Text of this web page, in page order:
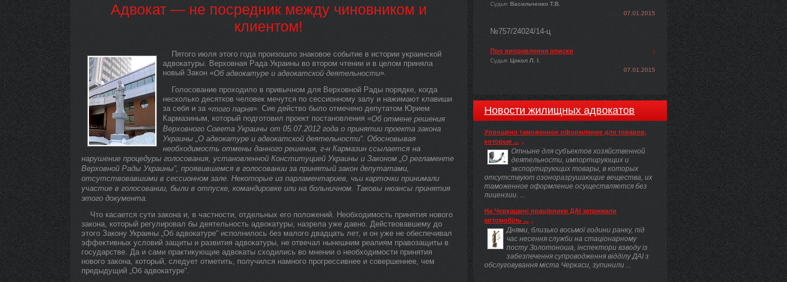
Адвокат — не посредник между чиновником и
клиентом!
Пятого июля этого года произошло знаковое событие в истории украинской
адвокатуры. Верховная Рада Украины во втором чтении и в целом приняла
новый Закон «Об адвокатуре и адвокатской деятельности».
Голосование проходило в привычном для Верховной Рады порядке, когда
несколько десятков человек мечутся по сессионному залу и нажимают клавиши
за себя и за «того парня». Сие действо было отмечено депутатом Юрием
Кармазиным, который подготовил проект постановления «Об отмене решения
Верховного Совета Украины от 05.07.2012 года о принятии проекта закона
Украины „О адвокатуре и адвокатской деятельности“. Обосновывая
необходимость отмены данного решения, г-н Кармазин ссылается на
нарушение процедуры голосования, установленной Конституцией Украины и Законом „О регламенте
Верховной Рады Украины“, проявившемся в голосовании за принятый закон депутатами,
отсутствовавшими в сессионном зале. Некоторые из парламентариев, чьи карточки принимали
участие в голосовании, были в отпуске, командировке или на больничном. Таковы нюансы принятия
этого документа.
Что касается сути закона и, в частности, отдельных его положений. Необходимость принятия нового
закона, который регулировал бы деятельность адвокатуры, назрела уже давно. Действовавшему до
этого Закону Украины „Об адвокатуре“ исполнилось без малого двадцать лет, и он уже не обеспечивал
эффективных условий защиты и развития адвокатуры, не отвечал нынешним реалиям правозащиты в
государстве. Да и сами практикующие адвокаты сходились во мнении о необходимости принятия
нового закона, который, следует отметить, получился намного прогрессивнее и совершеннее, чем
предыдущий „Об адвокатуре“.
Судья: Васильченко Т.В.
07.01.2015
№757/24024/14-ц
Про виправлення описки
Судья: Цокол Л. І.
07.01.2015
Новости жилищных адвокатов
Упрощено таможенное оформление для товаров,
которые ...
Отныне для субъектов хозяйственной
деятельности, импортирующих и
экспортирующих товары, в которых
отсутствуют озоноразрушающие вещества, их
таможенное оформление осуществляется без
лицензии. ...
На Черкащині працівники ДАІ затримали
автомобіль ...
Днями, близько восьмої години ранку, під
час несення служби на стаціонарному
посту Золотоноша, інспектори взводу із
забезпечення супроводження відділу ДАІ з
обслуговування міста Черкаси, зупинили ...